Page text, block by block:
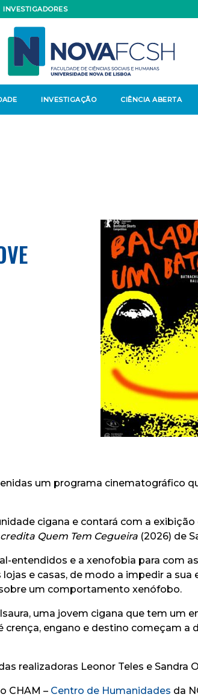
INVESTIGADORES
INVESTIGAÇÃO CIÊNCIA ABERTA
um programa cinematográfico
cigana e contará com a
Quem Tem Cegueira (2026) de
entendidos e a xenofobia para com
e casas, de modo a impedir a
um comportamento xenófobo.
uma jovem cigana que tem um
crença, engano e destino começam a
realizadoras Leonor Teles e Sandra
CHAM – Centro de Humanidades da